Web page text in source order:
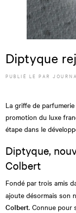
Diptyque
PUBLIÉ LEPAR
La griffe de
promotion du luxe
étape dans le
Diptyque,
Colbert
Fondé par trois amis
ajoute désormais son
Colbert. Connue pour